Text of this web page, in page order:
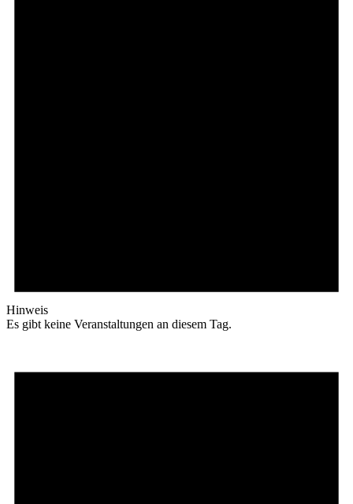
Hinweis
Es gibt keine Veranstaltungen an diesem Tag.